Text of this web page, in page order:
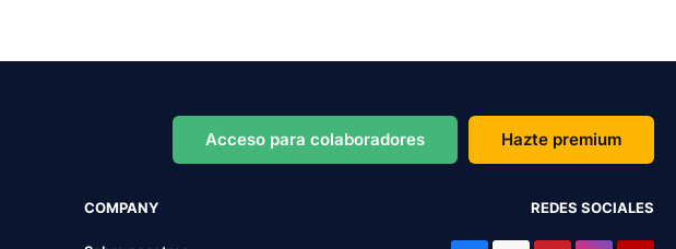
Acceso para colaboradores Hazte premium
COMPANY REDES SOCIALES